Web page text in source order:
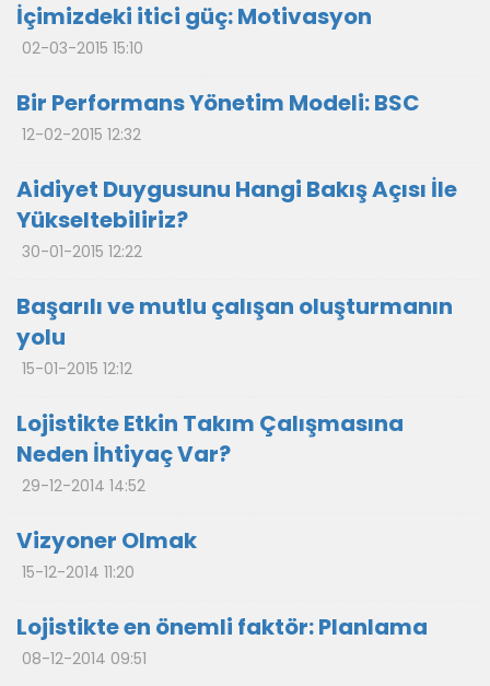
İçimizdeki itici güç: Motivasyon
02-03-2015 15:10
Bir Performans Yönetim Modeli: BSC
12-02-2015 12:32
Aidiyet Duygusunu Hangi Bakış Açısı İle
Yükseltebiliriz?
30-01-2015 12:22
Başarılı ve mutlu çalışan oluşturmanın
yolu
15-01-2015 12:12
Lojistikte Etkin Takım Çalışmasına
Neden İhtiyaç Var?
29-12-2014 14:52
Vizyoner Olmak
15-12-2014 11:20
Lojistikte en önemli faktör: Planlama
08-12-2014 09:51